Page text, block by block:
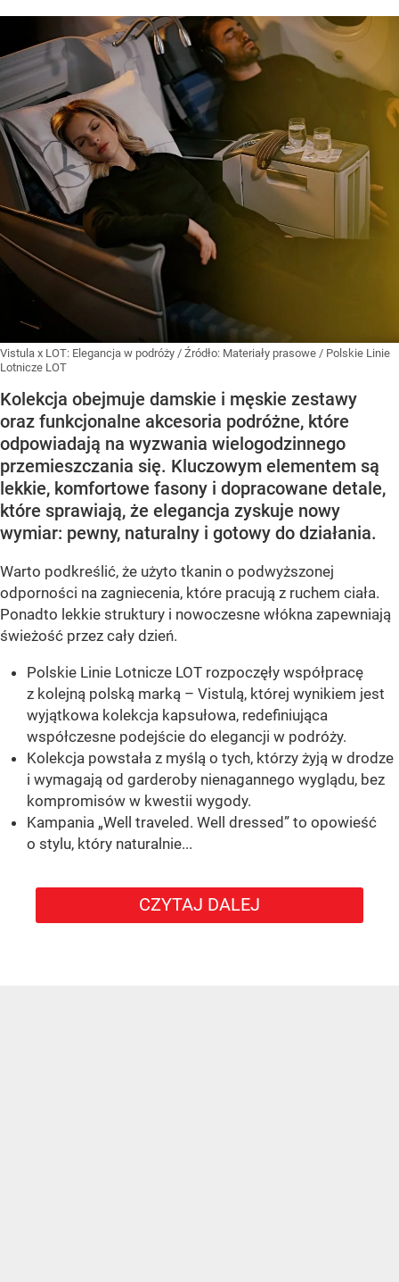
Vistula x LOT: Elegancja w podróży / Źródło: Materiały prasowe / Polskie Linie
Lotnicze LOT
Kolekcja obejmuje damskie i męskie zestawy
oraz funkcjonalne akcesoria podróżne, które
odpowiadają na wyzwania wielogodzinnego
przemieszczania się. Kluczowym elementem są
lekkie, komfortowe fasony i dopracowane detale,
które sprawiają, że elegancja zyskuje nowy
wymiar: pewny, naturalny i gotowy do działania.
Warto podkreślić, że użyto tkanin o podwyższonej
odporności na zagniecenia, które pracują z ruchem ciała.
Ponadto lekkie struktury i nowoczesne włókna zapewniają
świeżość przez cały dzień.
Polskie Linie Lotnicze LOT rozpoczęły współpracę
z kolejną polską marką – Vistulą, której wynikiem jest
wyjątkowa kolekcja kapsułowa, redefiniująca
współczesne podejście do elegancji w podróży.
Kolekcja powstała z myślą o tych, którzy żyją w drodze
i wymagają od garderoby nienagannego wyglądu, bez
kompromisów w kwestii wygody.
Kampania „Well traveled. Well dressed” to opowieść
o stylu, który naturalnie...
CZYTAJ DALEJ